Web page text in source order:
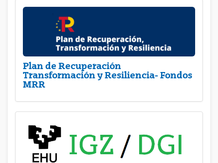
Plan de Recuperación
Transformación y Resiliencia- Fondos
MRR